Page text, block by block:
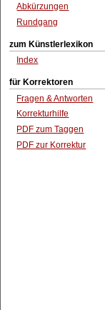
Abkürzungen
Rundgang
zum Künstlerlexikon
Index
für Korrektoren
Fragen & Antworten
Korrekturhilfe
PDF zum Taggen
PDF zur Korrektur